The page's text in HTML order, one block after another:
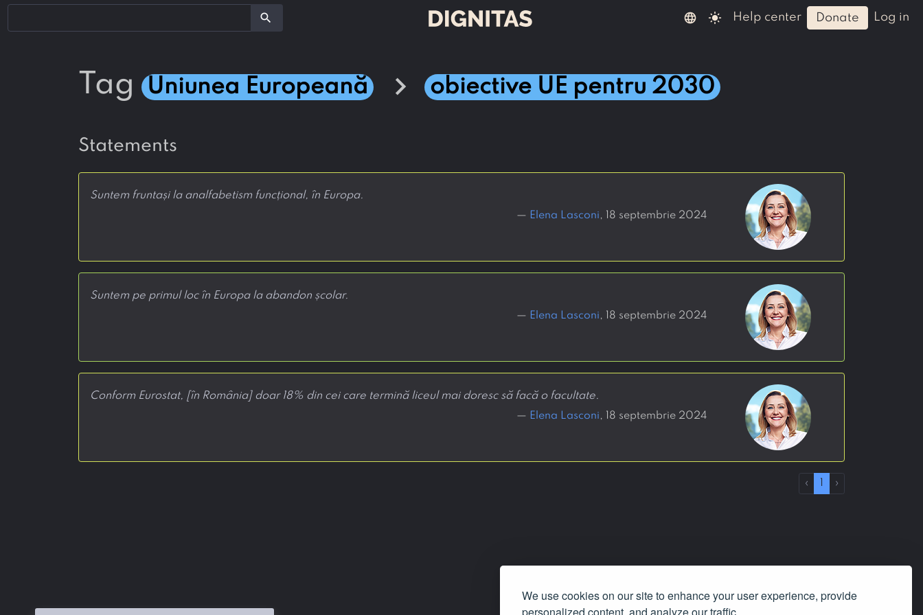
We use cookies on our site to enhance your user experience, provide
search language light_mode help center donate log in
tag Uniunea Europeană chevron_right obiective UE pentru 2030
statements
Suntem fruntași la analfabetism funcțional, în Europa.
— Elena Lasconi, 18 septembrie 2024
Suntem pe primul loc în Europa la abandon școlar.
— Elena Lasconi, 18 septembrie 2024
Conform Eurostat, [în România] doar 18% din cei care termină liceul mai doresc să facă o facultate.
— Elena Lasconi, 18 septembrie 2024
‹ ›